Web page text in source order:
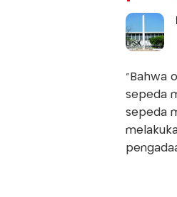
"Bahwa
sepeda
sepeda